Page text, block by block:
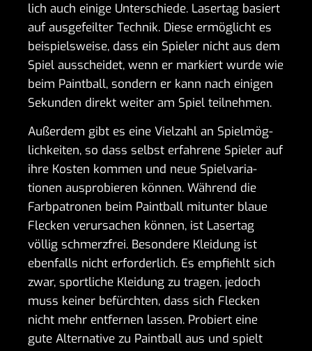
lich auch einige Unter­schiede. Lasertag basiert
auf ausge­feilter Technik. Diese ermög­licht es
beispiels­weise, dass ein Spieler nicht aus dem
Spiel ausscheidet, wenn er markiert wurde wie
beim Paint­ball, sondern er kann nach einigen
Sekunden direkt weiter am Spiel teil­nehmen.
Außerdem gibt es eine Viel­zahl an Spiel­mög­
lich­keiten, so dass selbst erfah­rene Spieler auf
ihre Kosten kommen und neue Spiel­va­ria­
tionen auspro­bieren können. Während die
Farb­pa­tronen beim Paint­ball mitunter blaue
Flecken verur­sa­chen können, ist Lasertag
völlig schmerz­frei. Beson­dere Klei­dung ist
eben­falls nicht erfor­der­lich. Es empfiehlt sich
zwar, sport­liche Klei­dung zu tragen, jedoch
muss keiner befürchten, dass sich Flecken
nicht mehr entfernen lassen. Probiert eine
gute Alter­na­tive zu Paint­ball aus und spielt